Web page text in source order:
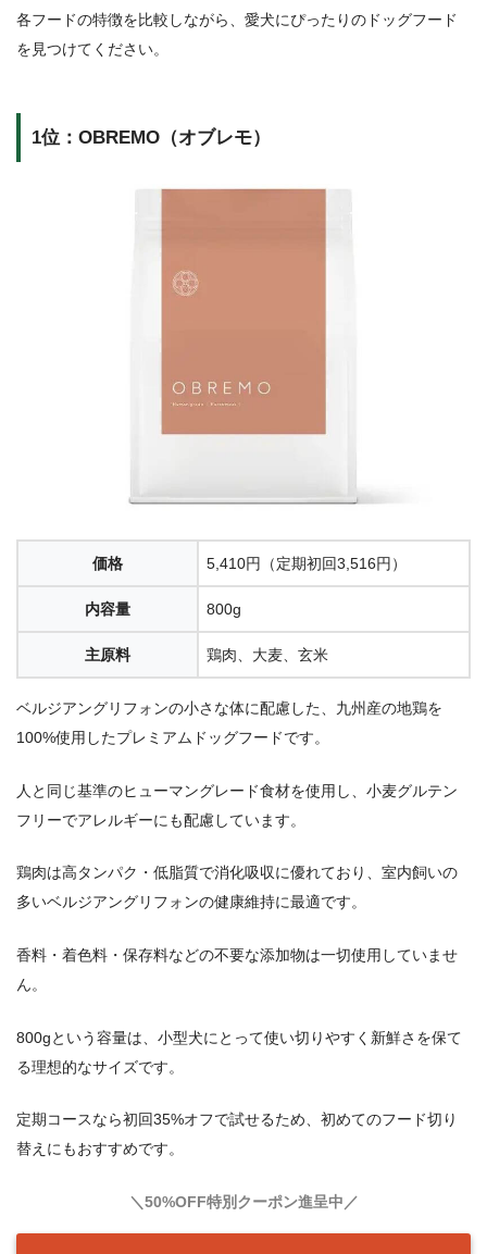
各フードの特徴を比較しながら、愛犬にぴったりのドッグフード
を見つけてください。
1位：OBREMO（オブレモ）
価格 5,410円（定期初回3,516円）
内容量 800g
主原料 鶏肉、大麦、玄米
ベルジアングリフォンの小さな体に配慮した、九州産の地鶏を
100%使用したプレミアムドッグフードです。
人と同じ基準のヒューマングレード食材を使用し、小麦グルテン
フリーでアレルギーにも配慮しています。
鶏肉は高タンパク・低脂質で消化吸収に優れており、室内飼いの
多いベルジアングリフォンの健康維持に最適です。
香料・着色料・保存料などの不要な添加物は一切使用していませ
ん。
800gという容量は、小型犬にとって使い切りやすく新鮮さを保て
る理想的なサイズです。
定期コースなら初回35%オフで試せるため、初めてのフード切り
替えにもおすすめです。
＼50%OFF特別クーポン進呈中／